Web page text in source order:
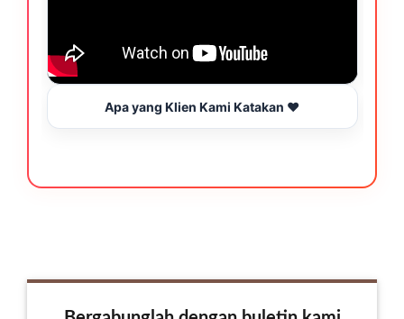
Apa yang Klien Kami Katakan ❤️